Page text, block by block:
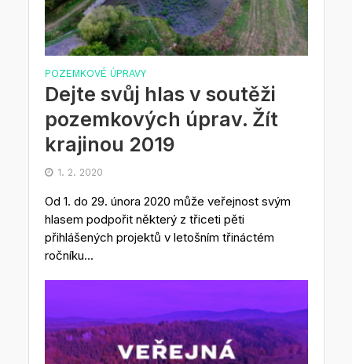
POZEMKOVÉ ÚPRAVY
Dejte svůj hlas v soutěži
pozemkových úprav. Žít
krajinou 2019
1. 2. 2020
Od 1. do 29. února 2020 může veřejnost svým
hlasem podpořit některý z třiceti pěti
přihlášených projektů v letošním třináctém
ročníku...